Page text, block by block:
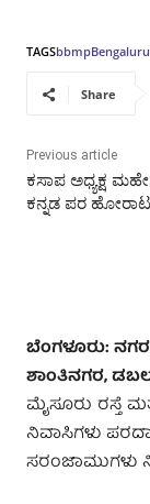
TAGSbbmpBengaluru
Share
Previous article
ಕಸಾಪ ಅಧ್ಯಕ್ಷ
ಕನ್ನಡ ಪರ
ಬೆಂಗಳೂರು:
ಶಾಂತಿನಗರ,
ಮೈಸೂರು ರಸ್ತೆ
ನಿವಾಸಿಗಳು
ಸರಂಜಾಮುಗಳು